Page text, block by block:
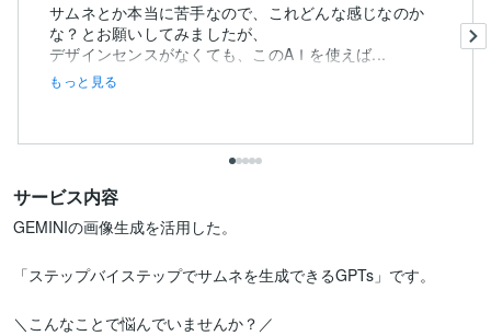
サムネとか本当に苦手なので、これどんな感じなのか
な？とお願いしてみましたが、
デザインセンスがなくても、このAＩを使えば...
もっと見る
サービス内容
GEMINIの画像生成を活用した。
「ステップバイステップでサムネを生成できるGPTs」です。
＼こんなことで悩んでいませんか？／